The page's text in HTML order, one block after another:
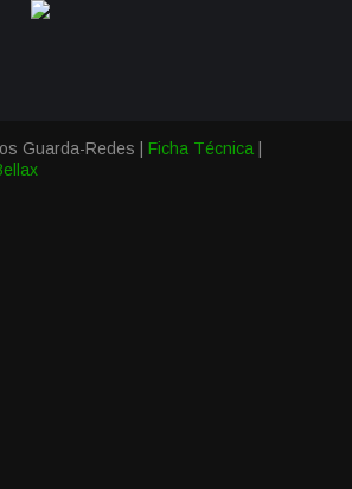
Guarda-Redes | Ficha Técnica